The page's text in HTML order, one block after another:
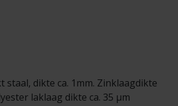
staal, dikte ca. 1mm. Zinklaagdikte
laklaag dikte ca. 35 µm